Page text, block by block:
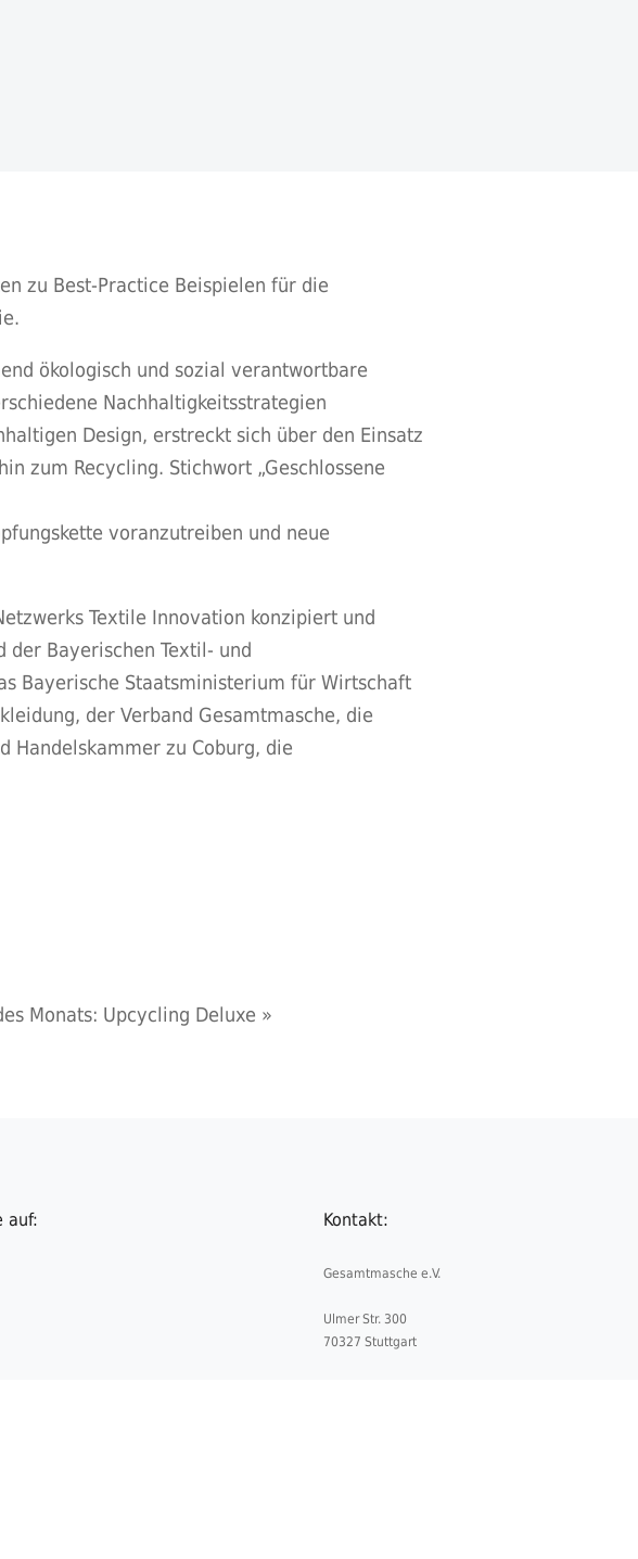
zu Best-Practice Beispielen für die
ökologisch und sozial verantwortbare
Nachhaltigkeitsstrategien
Design, erstreckt sich über den Einsatz
zum Recycling. Stichwort „Geschlossene
voranzutreiben und neue
Textile Innovation konzipiert und
Bayerischen Textil- und
Bayerische Staatsministerium für Wirtschaft
der Verband Gesamtmasche, die
Handelskammer zu Coburg, die
Monats: Upcycling Deluxe »
auf: Kontakt:
Gesamtmasche e.V.
Ulmer Str. 300
70327 Stuttgart